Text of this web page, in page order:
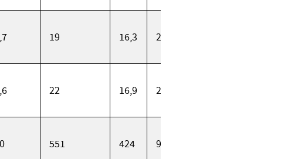
19 16,3 22,5
22 16,9 26,7
551 424 993